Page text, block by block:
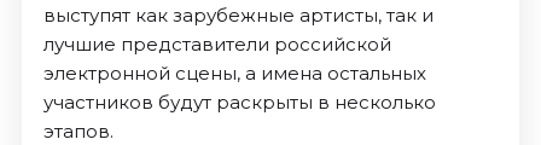
выступят как зарубежные артисты, так и
лучшие представители российской
электронной сцены, а имена остальных
участников будут раскрыты в несколько
этапов.